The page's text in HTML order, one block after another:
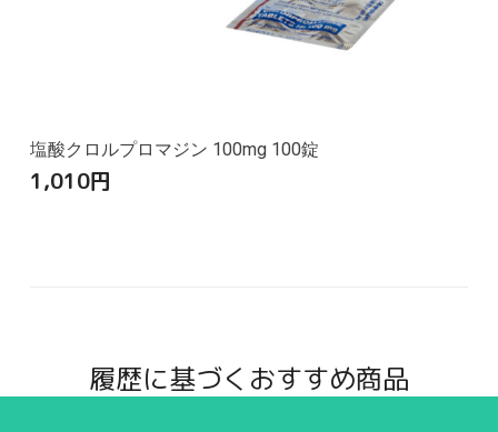
塩酸クロルプロマジン 100mg 100錠
1,010円
履歴に基づくおすすめ商品